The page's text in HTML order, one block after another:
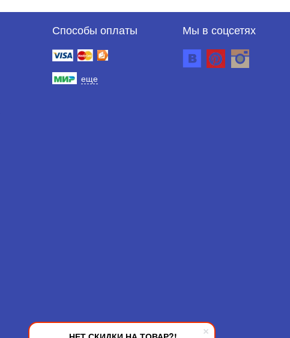
Способы оплаты
еще
Мы в соцсетях